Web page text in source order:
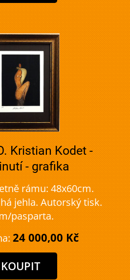
Kristian Kodet -
- grafika
rámu: 48x60cm.
jehla. Autorský tisk.
pasparta.
24 000,00 Kč